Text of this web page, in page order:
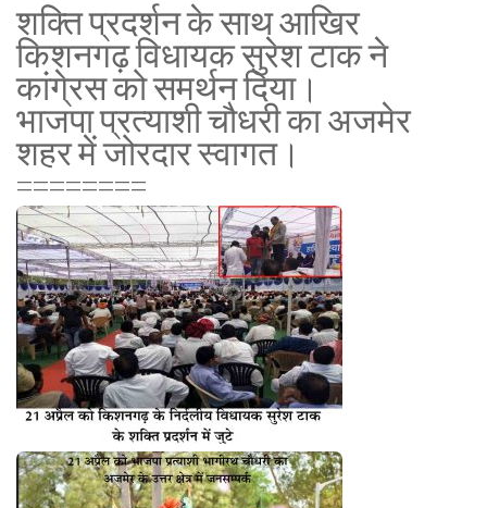
शक्ति प्रदर्शन के साथ आखिर
किशनगढ़ विधायक सुरेश टाक ने
कांगे्रस को समर्थन दिया।
भाजपा प्रत्याशी चौधरी का अजमेर
शहर में जोरदार स्वागत।
========